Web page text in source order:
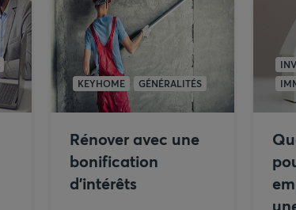
KEYHOME GÉNÉRALITÉS
Rénover avec une
bonification
d’intérêts